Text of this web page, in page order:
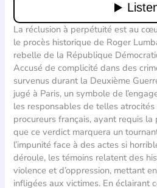
La réclusion à perpétuité est au
le procès historique de Roger
rebelle de la République
Accusé de complicité dans des
survenus durant la Deuxième
jugé à Paris, un symbole de
les responsables de telles
procureurs français, ayant requis
que ce verdict marquera un
l’impunité face à des actes si
déroule, les témoins relatent des
violence et d’oppression, mettant
infligées aux victimes. En éclairant